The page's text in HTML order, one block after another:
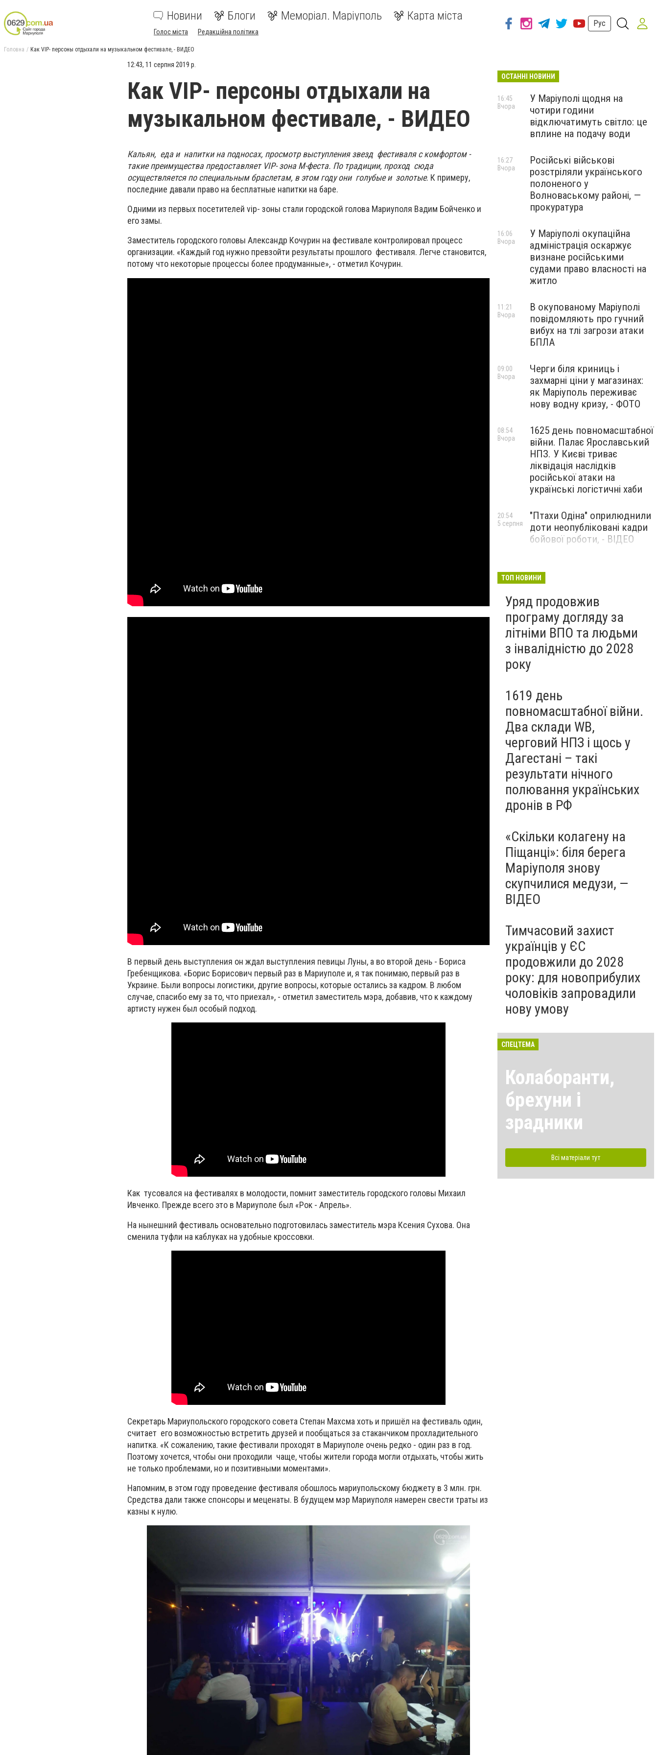
Новини Блоги Меморіал. Маріуполь Карта міста
Голос міста Редакційна політика
Рус
Головна Как VIP- персоны отдыхали на музыкальном фестивале, - ВИДЕО
12:43, 11 серпня 2019 р.
Как VIP- персоны отдыхали на
музыкальном фестивале, - ВИДЕО
Кальян, еда и напитки на подносах, просмотр выступления звезд фестиваля с комфортом -
такиепреимущества предоставляет VIP- зона М-феста. По традиции, проход сюда
осуществляется по специальным браслетам, в этом году они голубые и золотые. К примеру,
последние давали право на бесплатные напитки на баре.
Одними из первых посетителей vip- зоны стали городской голова Мариуполя Вадим Бойченко и
его замы.
Заместитель городского головы Александр Кочурин на фестивале контролировал процесс
организации. «Каждый год нужно превзойти результаты прошлого фестиваля. Легче становится,
потому что некоторые процессы более продуманные», - отметил Кочурин.
В первый день выступления он ждал выступления певицы Луны, а во второй день - Бориса
Гребенщикова. «Борис Борисович первый раз в Мариуполе и, я так понимаю, первый раз в
Украине. Были вопросы логистики, другие вопросы, которые остались за кадром. В любом
случае, спасибо ему за то, что приехал», - отметил заместитель мэра, добавив, что к каждому
артисту нужен был особый подход.
Как тусовался на фестивалях в молодости, помнит заместитель городского головы Михаил
Ивченко. Прежде всего это в Мариуполе был «Рок - Апрель».
На нынешний фестиваль основательно подготовилась заместитель мэра Ксения Сухова. Она
сменила туфли на каблуках на удобные кроссовки.
Секретарь Мариупольского городского совета Степан Махсма хоть и пришёл на фестиваль один,
считает его возможностью встретить друзей и пообщаться за стаканчиком прохладительного
напитка. «К сожалению, такие фестивали проходят в Мариуполе очень редко - один раз в год.
Поэтому хочется, чтобы они проходили чаще, чтобы жители города могли отдыхать, чтобы жить
не только проблемами, но и позитивными моментами».
Напомним, в этом году проведение фестиваля обошлось мариупольскому бюджету в 3 млн. грн.
Средства дали также спонсоры и меценаты. В будущем мэр Мариуполя намерен свести траты из
казны к нулю.
ОСТАННІ НОВИНИ
У Маріуполі щодня на
чотири години
відключатимуть світло: це
вплине на подачу води
16:45
Вчора
Російські військові
розстріляли українського
полоненого у
Волноваському районі, —
прокуратура
16:27
Вчора
У Маріуполі окупаційна
адміністрація оскаржує
визнане російськими
судами право власності на
житло
16:06
Вчора
В окупованому Маріуполі
повідомляють про гучний
вибух на тлі загрози атаки
БПЛА
11:21
Вчора
Черги біля криниць і
захмарні ціни у магазинах:
як Маріуполь переживає
нову водну кризу, - ФОТО
09:00
Вчора
1625 день повномасштабної
війни. Палає Ярославський
НПЗ. У Києві триває
ліквідація наслідків
російської атаки на
українські логістичні хаби
08:54
Вчора
"Птахи Одіна" оприлюднили
доти неопубліковані кадри
бойової роботи, - ВІДЕО
20:54
5 серпня
Бєдняков зіграє тата
новому українському
фільмі, - ФОТО
5 серпня
ТОП НОВИНИ
Уряд продовжив
програму догляду за
літніми ВПО та людьми
з інвалідністю до 2028
року
1619 день
повномасштабної війни.
Два склади WB,
черговий НПЗ і щось у
Дагестані – такі
результати нічного
полювання українських
дронів в РФ
«Скільки колагену на
Піщанці»: біля берега
Маріуполя знову
скупчилися медузи, —
ВІДЕО
Тимчасовий захист
українців у ЄС
продовжили до 2028
року: для новоприбулих
чоловіків запровадили
нову умову
СПЕЦТЕМА
Колаборанти,
брехуни і
зрадники
Всі матеріали тут